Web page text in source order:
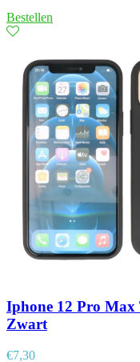
Bestellen
Iphone 12 Pro Max
Zwart
€7,30